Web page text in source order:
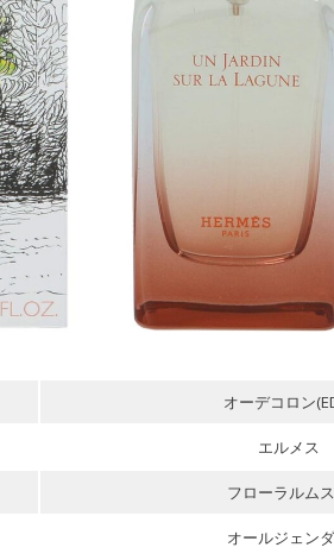
？
シュスエード】
オーデコロン
エルメス
フローラルム
オールジェン